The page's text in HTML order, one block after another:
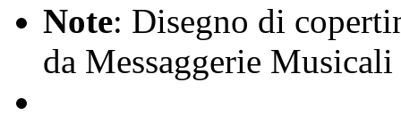
Note: Disegno di
da Messaggerie